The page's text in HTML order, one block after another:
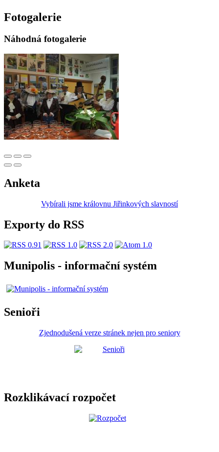
Fotogalerie
Náhodná fotogalerie
Anketa
Vybírali jsme královnu Jiřinkových slavností
Exporty do RSS
Munipolis - informační systém
Senioři
Zjednodušená verze stránek nejen pro seniory
Rozklikávací rozpočet